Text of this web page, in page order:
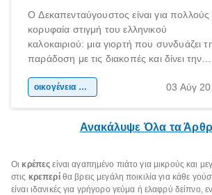
Ο Δεκαπενταύγουστος είναι για πολλούς
κορυφαία στιγμή του ελληνικού
καλοκαιριού: μια γιορτή που συνδυάζει
παράδοση με τις διακοπές και δίνει την
χώρας. Είτε πρόκειται για λίγες μέρες
οικογένεια & παιδί 03 Αύγ
Ανακάλυψε Όλα τα
Οι κρέπες είναι αγαπημένο πιάτο για μικρούς και
στις κρεπερίθα βρεις μεγάλη ποικιλία για κάθε
είναι ιδανικές για γρήγορο γεύμα ή ελαφρύ δείπνο,